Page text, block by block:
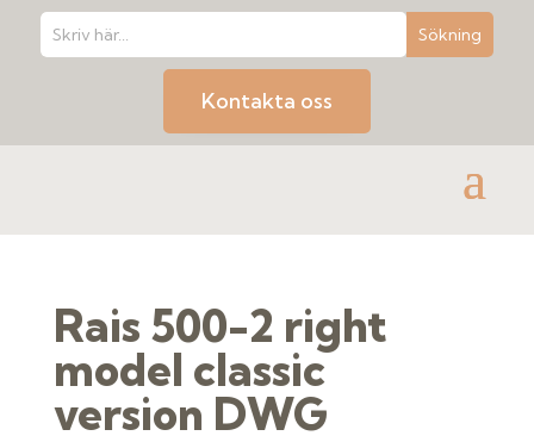
Kontakta oss
Rais 500-2 right
model classic
version DWG